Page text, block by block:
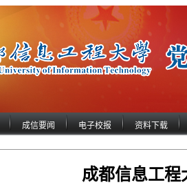
成信要闻 电子校报 资料下载
成都信息工程